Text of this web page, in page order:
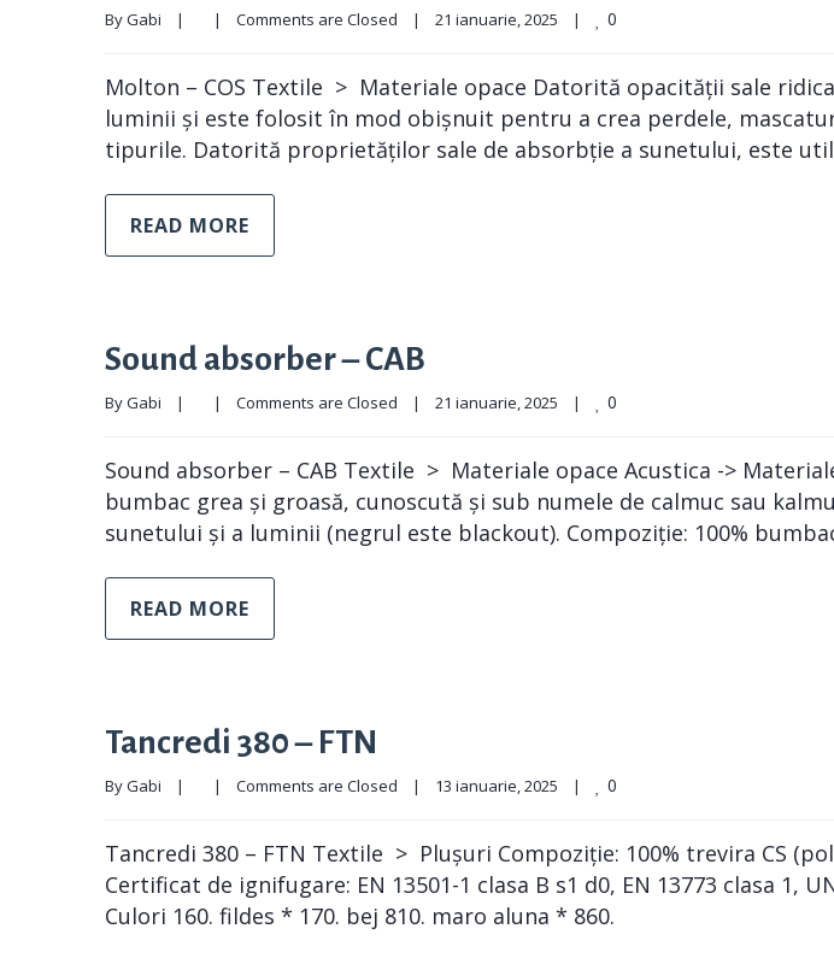
By Gabi | | Comments are Closed | 21 ianuarie, 2025 | 0
Molton – COS Textile > Materiale opace Datorită opacității sale
luminii și este folosit în mod obișnuit pentru a crea perdele,
tipurile. Datorită proprietăților sale de absorbție a sunetului, este
READ MORE
Sound absorber – CAB
By Gabi | | Comments are Closed | 21 ianuarie, 2025 | 0
Sound absorber – CAB Textile > Materiale opace Acustica ->
bumbac grea și groasă, cunoscută și sub numele de calmuc sau
sunetului și a luminii (negrul este blackout). Compoziție: 100%
READ MORE
Tancredi 380 – FTN
By Gabi | | Comments are Closed | 13 ianuarie, 2025 | 0
Tancredi 380 – FTN Textile > Plușuri Compoziție: 100% trevira CS
Certificat de ignifugare: EN 13501-1 clasa B s1 d0, EN 13773 clasa 1,
Culori 160. fildes * 170. bej 810. maro aluna * 860.